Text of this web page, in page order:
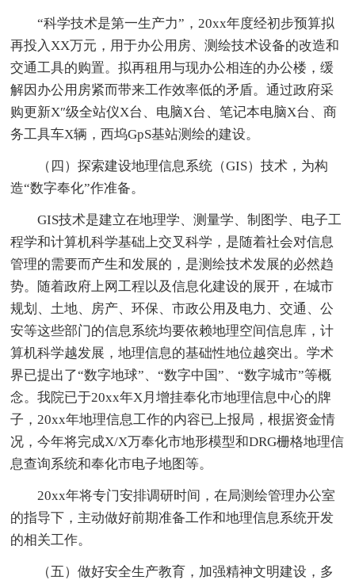
“科学技术是第一生产力”，20xx年度经初步预算拟
再投入XX万元，用于办公用房、测绘技术设备的改造和
交通工具的购置。拟再租用与现办公相连的办公楼，缓
解因办公用房紧而带来工作效率低的矛盾。通过政府采
购更新X″级全站仪X台、电脑X台、笔记本电脑X台、商
务工具车X辆，西坞GpS基站测绘的建设。
（四）探索建设地理信息系统（GIS）技术，为构
造“数字奉化”作准备。
GIS技术是建立在地理学、测量学、制图学、电子工
程学和计算机科学基础上交叉科学，是随着社会对信息
管理的需要而产生和发展的，是测绘技术发展的必然趋
势。随着政府上网工程以及信息化建设的展开，在城市
规划、土地、房产、环保、市政公用及电力、交通、公
安等这些部门的信息系统均要依赖地理空间信息库，计
算机科学越发展，地理信息的基础性地位越突出。学术
界已提出了“数字地球”、“数字中国”、“数字城市”等概
念。我院已于20xx年X月增挂奉化市地理信息中心的牌
子，20xx年地理信息工作的内容已上报局，根据资金情
况，今年将完成X/X万奉化市地形模型和DRG栅格地理信
息查询系统和奉化市电子地图等。
20xx年将专门安排调研时间，在局测绘管理办公室
的指导下，主动做好前期准备工作和地理信息系统开发
的相关工作。
（五）做好安全生产教育，加强精神文明建设，多